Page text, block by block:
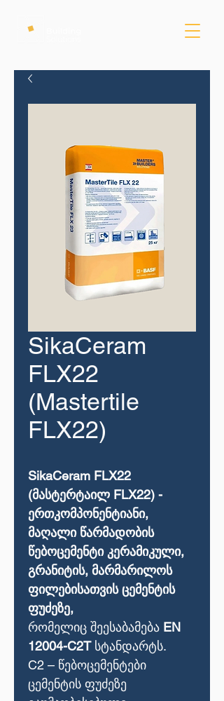
SikaCeram
FLX22
(Mastertile
FLX22)
SikaCeram FLX22
(მასტერტაილ FLX22) -
ერთკომპონენტიანი,
მაღალი წარმადობის
წებოცემენტი კერამიკული,
გრანიტის, მარმარილოს
ფილებისათვის ცემენტის
ფუძეზე,
რომელიც შეესაბამება EN
12004-C2T სტანდარტს.
C2 – წებოცემენტები
ცემენტის ფუძეზე